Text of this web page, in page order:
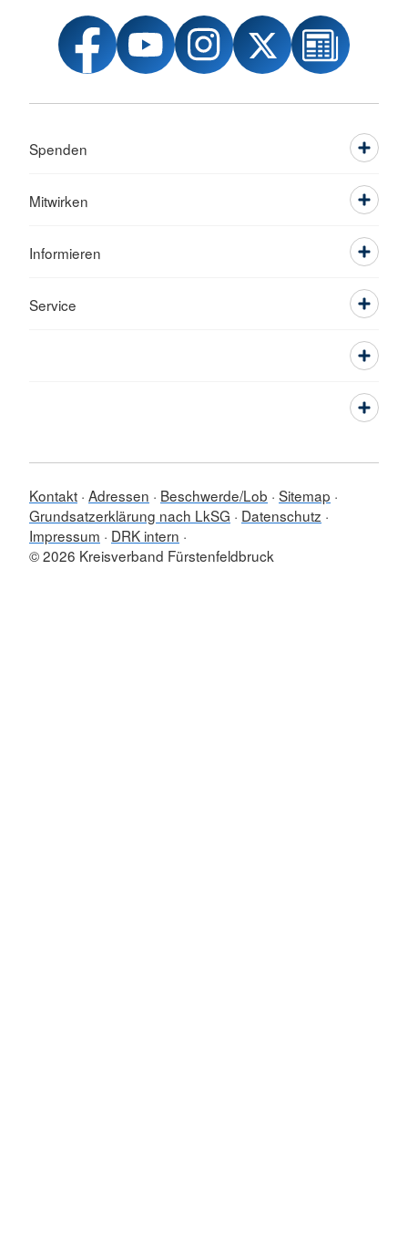
Spenden
Mitwirken
Informieren
Service
Kontakt Adressen Beschwerde/Lob Sitemap
Grundsatzerklärung nach LkSG
Datenschutz
Impressum
DRK intern
© 2026 Kreisverband Fürstenfeldbruck